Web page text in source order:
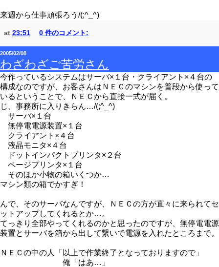
来週から仕事頑張ろう/(;^_^)
at 23:51 0 件のコメント:
2005/02/08
わざわざご苦労さん
今作っているシステムはサーバ×１台・クライアント×４台の
構成なのですが、お客さんはＮＥＣのマシンを普段から使って
いるということで、ＮＥＣから直接一式が届く。
じ、事務所に入りきらん…/(;^_^)
サーバ×１台
無停電電源装置×１台
クライアント×４台
液晶モニタ×４台
ドットインパクトプリンタ×２台
ページプリンタ×１台
そのほか小物の箱いくつか…
マシン類の箱でかすぎ！
んで、そのサーバなんですが、ＮＥＣの方が直々に来られてセ
ットアップしてくれるとか…。
てっきり全部やってくれるのかと思ったのですが、無停電電源
装置とサーバを箱から出して繋いで電源を入れたところまで。
ＮＥＣの中の人「以上で作業終了となっておりますので」
俺「はあ…」